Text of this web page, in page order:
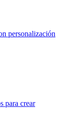
personalización
para crear